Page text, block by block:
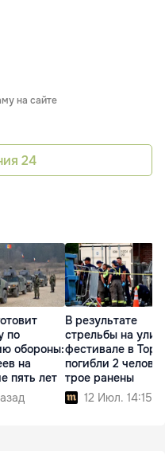
на сайте
24
по
обороны:
на
пять лет
В результате
стрельбы на
фестивале в
погибли 2
трое ранены
12 Июл. 14:15